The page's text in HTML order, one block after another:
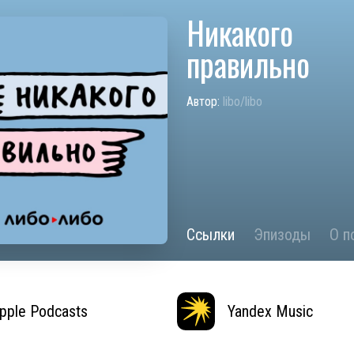
Никакого
правильно
Автор: libo/libo
Ссылки Эпизоды О
Podcasts Yandex Music